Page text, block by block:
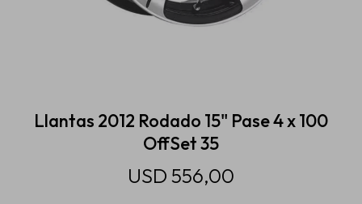
Llantas 2012 Rodado 15" Pase 4 x 100
OffSet 35
USD556,00
Accesorios